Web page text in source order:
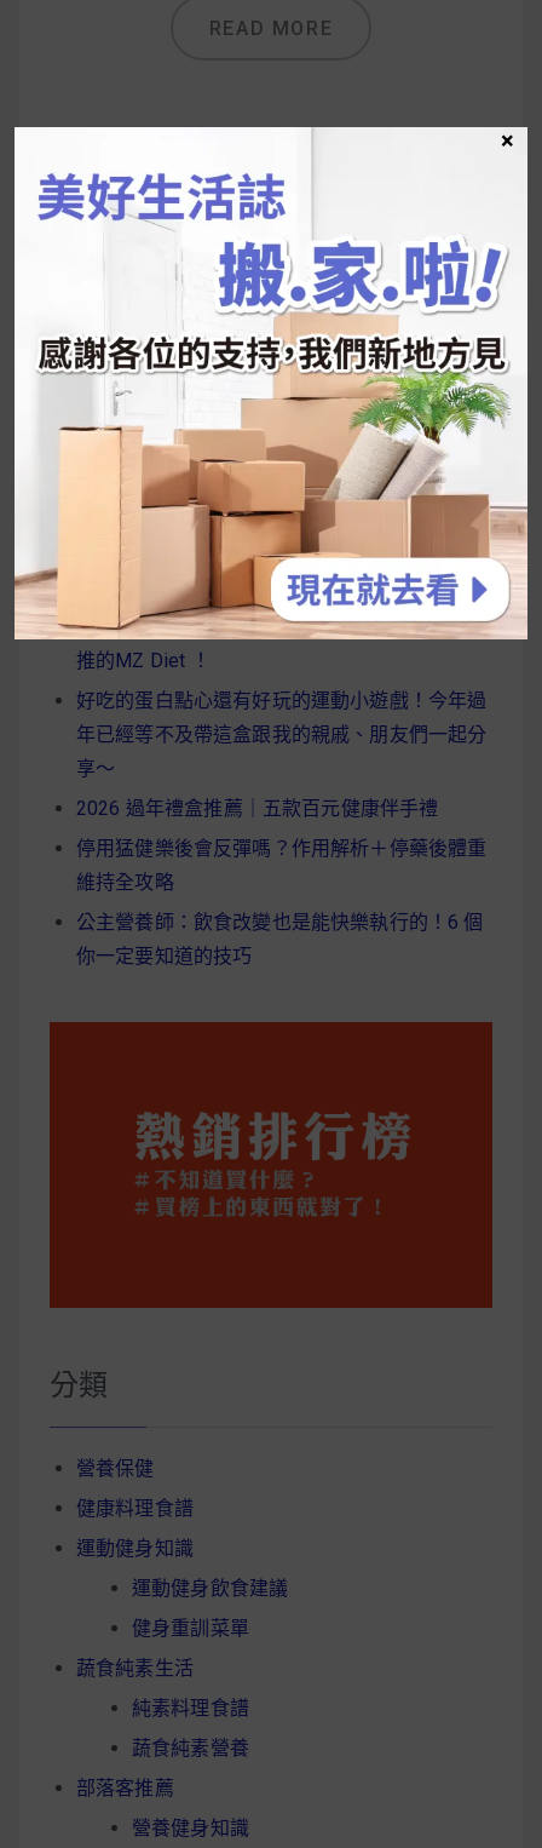
READ MORE
UrMart 為你打造理想生活
搜
字:
近期文章
韓國人為什麼不容易胖？
揭秘明星、網紅熱
推的MZ Diet ！
好吃的蛋白點心還有好玩的運動小遊戲！今年過
年已經等不及帶這盒跟我的親戚、朋友們一起分
享～
2026 過年禮盒推薦｜五款百元健康伴手禮
停用猛健樂後會反彈嗎？作用解析＋停藥後體重
維持全攻略
公主營養師：飲食改變也是能快樂執行的！6 個
你一定要知道的技巧
分類
營養保健
健康料理食譜
運動健身知識
運動健身飲食建議
健身重訓菜單
蔬食純素生活
純素料理食譜
蔬食純素營養
部落客推薦
營養健身知識
×